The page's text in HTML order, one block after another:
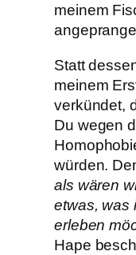
meinem
Statt
meinem
verkündet,
Du wegen
würden.
als wären
etwas, was
erleben
Hape